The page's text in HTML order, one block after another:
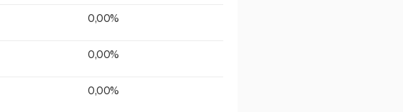
0,00%
0,00%
0,00%